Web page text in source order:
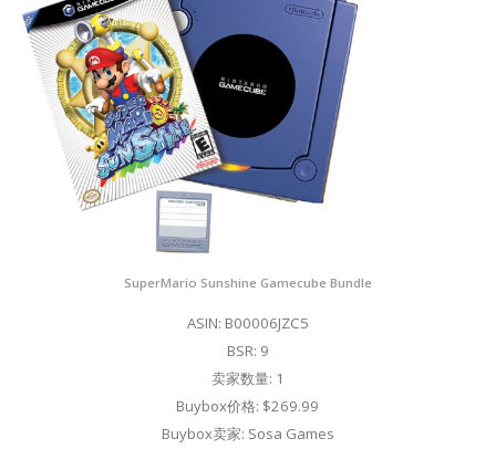
SuperMario Sunshine Gamecube Bundle
ASIN: B00006JZC5
BSR: 9
卖家数量: 1
Buybox价格: $269.99
Buybox卖家: Sosa Games